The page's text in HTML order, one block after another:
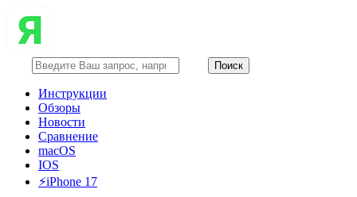
Инструкции
Обзоры
Новости
Сравнение
macOS
IOS
⚡️iPhone 17